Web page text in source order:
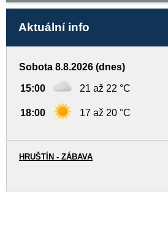
Aktuální info
Sobota 8.8.2026 (dnes)
15:00 21 až 22 °C
18:00 17 až 20 °C
HRUŠTÍN - ZÁBAVA